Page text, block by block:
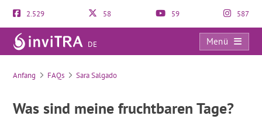
2.529 58 59 587
DE
Menü
FAQs
Anfang FAQs Sara Salgado
Was sind meine fruchtbaren Tage?